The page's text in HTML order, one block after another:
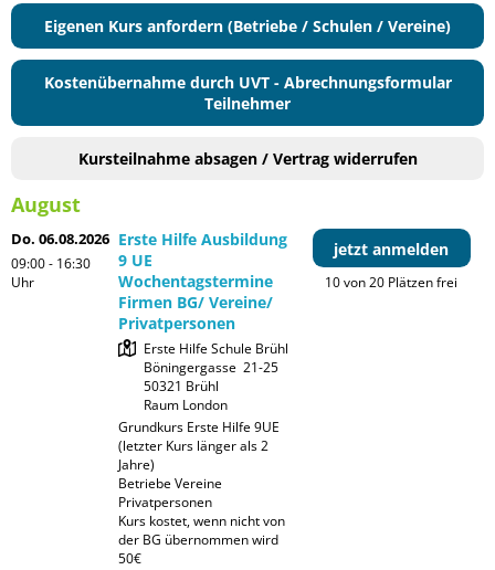
Eigenen Kurs anfordern (Betriebe / Schulen / Vereine)
Kostenübernahme durch UVT - Abrechnungsformular
Teilnehmer
Kursteilnahme absagen / Vertrag widerrufen
August
Do. 06.08.2026
09:00 - 16:30
Uhr
Erste Hilfe Ausbildung
9 UE
Wochentagstermine
Firmen BG/ Vereine/
Privatpersonen
Erste Hilfe Schule Brühl
Böningergasse  21-25
50321 Brühl
Raum London
Grundkurs Erste Hilfe 9UE
(letzter Kurs länger als 2
Jahre)
Betriebe Vereine
Privatpersonen
Kurs kostet, wenn nicht von
der BG übernommen wird
50€
jetzt anmelden
10 von 20 Plätzen frei